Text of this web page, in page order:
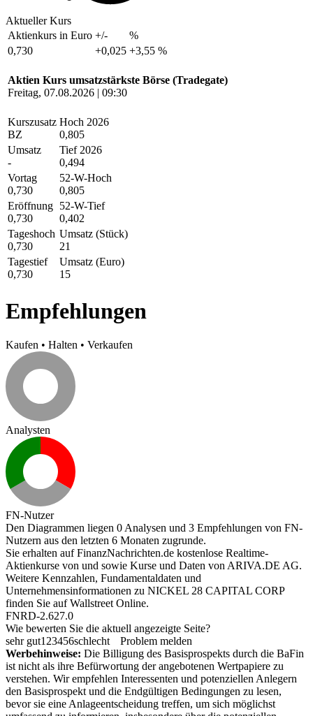
Aktueller Kurs
Aktienkurs in Euro +/-
%
0,730
+0,025 +3,55 %
Aktien Kurs umsatzstärkste Börse (Tradegate)
Freitag, 07.08.2026 | 09:30
Kurszusatz
BZ
Hoch 2026
0,805
Umsatz
-
Tief 2026
0,494
Vortag
0,730
52-W-Hoch
0,805
Eröffnung
0,730
52-W-Tief
0,402
Tageshoch
0,730
Umsatz (Stück)
21
Tagestief
0,730
Umsatz (Euro)
15
Empfehlungen
Kaufen • Halten • Verkaufen
Analysten
FN-Nutzer
Den Diagrammen liegen 0 Analysen und 3 Empfehlungen von FN-
Nutzern aus den letzten 6 Monaten zugrunde.
Sie erhalten auf FinanzNachrichten.de kostenlose Realtime-
Aktienkurse von und sowie Kurse und Daten von ARIVA.DE AG.
Weitere Kennzahlen, Fundamentaldaten und
Unternehmensinformationen zu NICKEL 28 CAPITAL CORP
finden Sie aufWallstreet Online.
FNRD-2.627.0
Wie bewerten Sie die aktuell angezeigte Seite?
sehr gut1 23456schlecht
Problem melden
Werbehinweise: Die Billigung des Basisprospekts durch die BaFin
ist nicht als ihre Befürwortung der angebotenen Wertpapiere zu
verstehen. Wir empfehlen Interessenten und potenziellen Anlegern
den Basisprospekt und die Endgültigen Bedingungen zu lesen,
bevor sie eine Anlageentscheidung treffen, um sich möglichst